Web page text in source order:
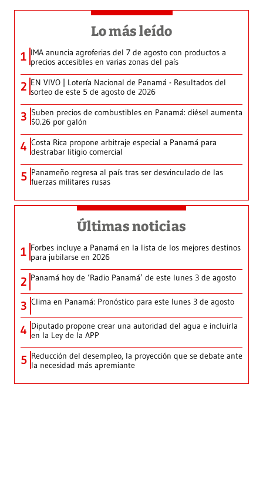
Lo más leído
1 IMA anuncia agroferias del 7 de agosto con productos a
precios accesibles en varias zonas del país
2 EN VIVO | Lotería Nacional de Panamá - Resultados del
sorteo de este 5 de agosto de 2026
3 Suben precios de combustibles en Panamá: diésel aumenta
$0.26 por galón
4 Costa Rica propone arbitraje especial a Panamá para
destrabar litigio comercial
5 Panameño regresa al país tras ser desvinculado de las
fuerzas militares rusas
Últimas noticias
1 Forbes incluye a Panamá en la lista de los mejores destinos
para jubilarse en 2026
2 Panamá hoy de ‘Radio Panamá’ de este lunes 3 de agosto
3 Clima en Panamá: Pronóstico para este lunes 3 de agosto
4 Diputado propone crear una autoridad del agua e incluirla
en la Ley de la APP
5 Reducción del desempleo, la proyección que se debate ante
la necesidad más apremiante